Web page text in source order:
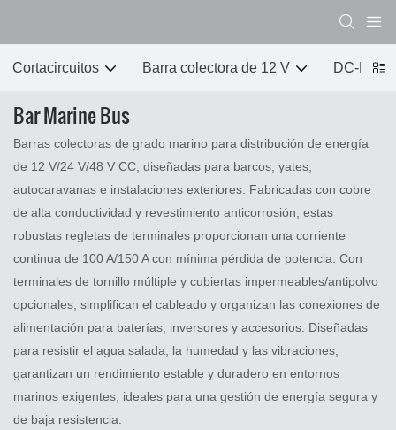
Cortacircuitos Barra colectora de 12 V DC-DC
Bar Marine Bus
Barras colectoras de grado marino para distribución de energía
de 12 V/24 V/48 V CC, diseñadas para barcos, yates,
autocaravanas e instalaciones exteriores. Fabricadas con cobre
de alta conductividad y revestimiento anticorrosión, estas
robustas regletas de terminales proporcionan una corriente
continua de 100 A/150 A con mínima pérdida de potencia. Con
terminales de tornillo múltiple y cubiertas impermeables/antipolvo
opcionales, simplifican el cableado y organizan las conexiones de
alimentación para baterías, inversores y accesorios. Diseñadas
para resistir el agua salada, la humedad y las vibraciones,
garantizan un rendimiento estable y duradero en entornos
marinos exigentes, ideales para una gestión de energía segura y
de baja resistencia.